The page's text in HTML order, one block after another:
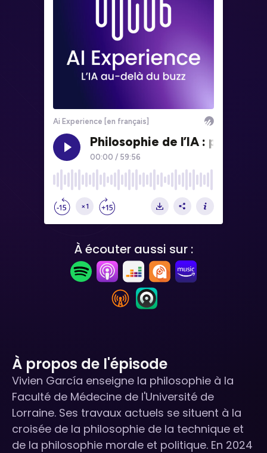
À propos de l'épisode
Vivien García enseigne la philosophie à la
Faculté de Médecine de l'Université de
Lorraine. Ses travaux actuels se situent à la
croisée de la philosophie de la technique et
de la philosophie morale et politique. En 2024
À écouter aussi sur :